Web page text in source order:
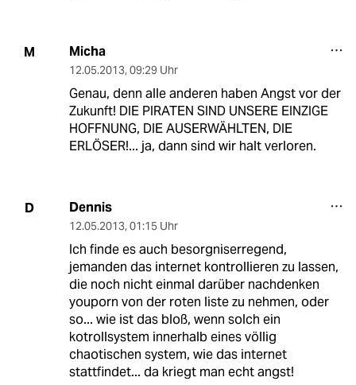
M Micha
12.05.2013, 09:29 Uhr
Genau, denn alle anderen haben Angst vor der
Zukunft! DIE PIRATEN SIND UNSERE EINZIGE
HOFFNUNG, DIE AUSERWÄHLTEN, DIE
ERLÖSER!... ja, dann sind wir halt verloren.
D Dennis
12.05.2013, 01:15 Uhr
Ich finde es auch besorgniserregend,
jemanden das internet kontrollieren zu lassen,
die noch nicht einmal darüber nachdenken
youporn von der roten liste zu nehmen, oder
so... wie ist das bloß, wenn solch ein
kotrollsystem innerhalb eines völlig
chaotischen system, wie das internet
stattfindet... da kriegt man echt angst!